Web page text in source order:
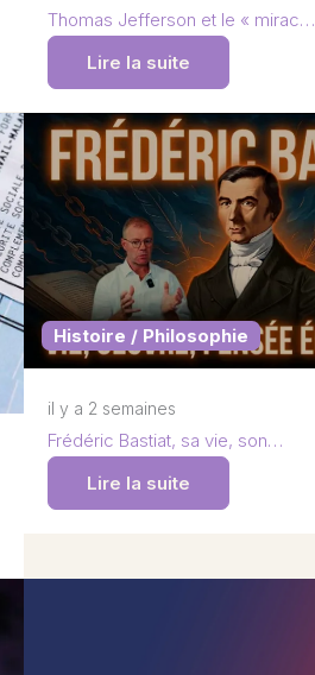
Thomas Jefferson et le « mirac…
Lire la suite
Histoire / Philosophie
il y a 2 semaines
Frédéric Bastiat, sa vie, son…
Lire la suite